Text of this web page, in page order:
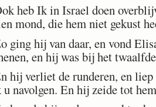
heb Ik in Israel doen
mond, die hem niet gekust
ging hij van daar, en vond
en hij was bij het
hij verliet de runderen, en
navolgen. En hij zeide tot